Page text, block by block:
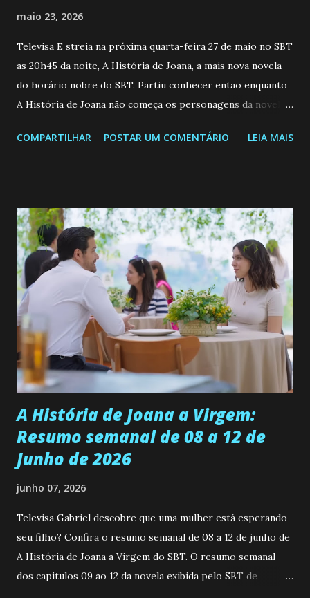
maio 23, 2026
Televisa E streia na próxima quarta-feira 27 de maio no SBT
as 20h45 da noite, A História de Joana, a mais nova novela
do horário nobre do SBT. Partiu conhecer então enquanto
A História de Joana não começa os personagens da novela?
de 25/05/26 a 31/05/26 JOANA GUADALUPE (Camila
permanecer virgem até encontrar o homem que realmente
ama, o que não é fácil, já que dedica todas as suas energias a
se aprimorar, trabalhando, estudando e se orgulhando de
ser a primeira mulher da família a ingressar na
universidade. Ela tem uma personalidade muito alegre, é
muito madura para a idade, determinada, criativa e
empática. Detesta injustiças e é uma ótima amiga. Pode ser
teimosa e muito persistente quando decide fazer algo.
Durante um exame ginecológico, ela é inseminada por eng...
COMPARTILHAR POSTAR UM COMENTÁRIO LEIA MAIS
A História de Joana a Virgem:
Resumo semanal de 08 a 12 de
Junho de 2026
junho 07, 2026
Televisa Gabriel descobre que uma mulher está esperando
seu filho? Confira o resumo semanal de 08 a 12 de junho de
A História de Joana a Virgem do SBT. O resumo semanal
dos capitulos 09 ao 12 da novela exibida pelo SBT de